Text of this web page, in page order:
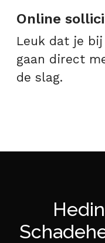
Online
Leuk dat je
gaan direct
de slag.